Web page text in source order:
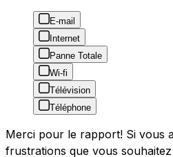
E-mail
Internet
Panne Totale
Wi-fi
Télévision
Téléphone
Merci pour le rapport! Si vous
frustrations que vous